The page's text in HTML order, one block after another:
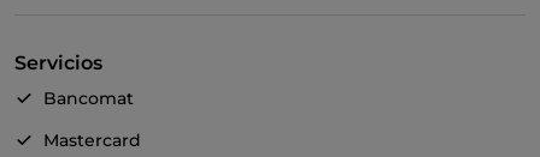
Servicios
Bancomat
Mastercard